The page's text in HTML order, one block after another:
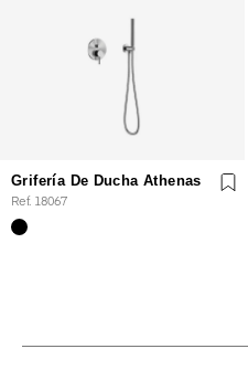
Grifería De Ducha Athenas
Ref. 18067